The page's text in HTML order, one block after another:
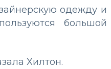
одежду и
большой
Хилтон.